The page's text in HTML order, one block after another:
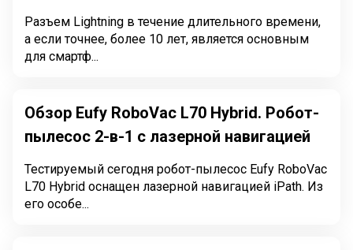
Разъем Lightning в течение длительного времени,
а если точнее, более 10 лет, является основным
для смартф...
Обзор Eufy RoboVac L70 Hybrid. Робот-
пылесос 2-в-1 с лазерной навигацией
Тестируемый сегодня робот-пылесос Eufy RoboVac
L70 Hybrid оснащен лазерной навигацией iPath. Из
его особе...